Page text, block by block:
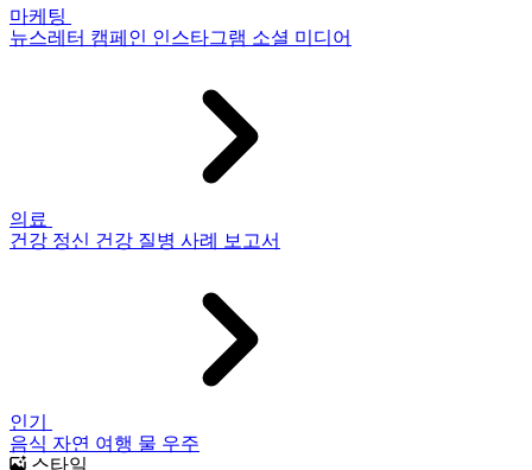
마케팅
뉴스레터 캠페인 인스타그램 소셜 미디어
의료
건강 정신 건강 질병 사례 보고서
인기
음식 자연 여행 물 우주
스타일